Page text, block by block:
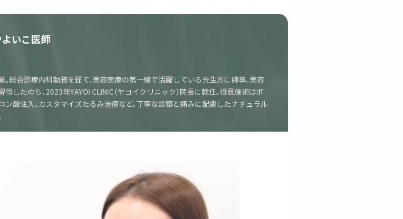
いこ医師
。総合診療内科勤務を経て、美容医療の第一線で活躍している先生方に師事。美容
したのち、2023年YAYOI CLINIC（ヤヨイクリニック）院長に就任。得意施術はボ
ン酸注入、カスタマイズたるみ治療など。丁寧な診察と痛みに配慮したナチュラル